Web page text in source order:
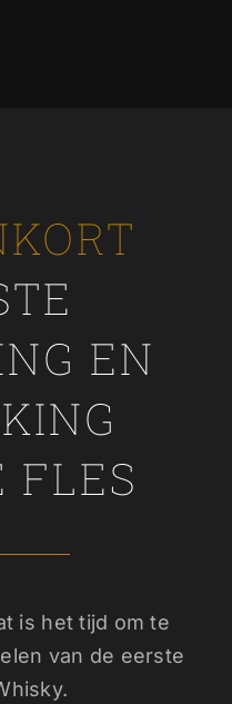
EN
FLES
is het tijd om te
van de eerste